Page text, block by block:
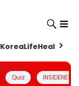
KoreaLifeHealth
Quiz INSIDENESIA